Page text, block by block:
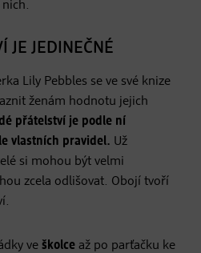
JE JEDINEČNÉ
Lily Pebbles se ve své knize
ženám hodnotu jejich
přátelství je podle ní
vlastních pravidel. Už
si mohou být velmi
zcela odlišovat. Obojí tvoří
ve školce až po parťačku ke